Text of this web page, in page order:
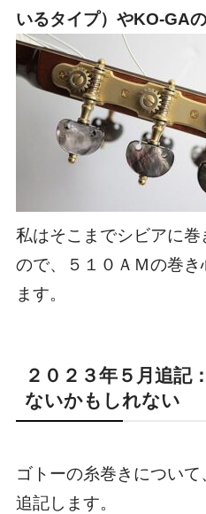
いるタイプ）やKO-GA
私はそこまでシビアに
ので、５１０ＡＭの巻き
ます。
２０２３年５月追記
ないかもしれない
ゴトーの糸巻きについ
追記します。